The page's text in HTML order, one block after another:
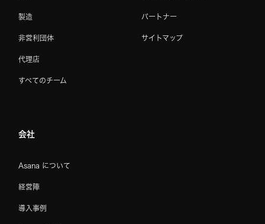
製造
非営利団体
代理店
すべてのチーム
パートナー
サイトマップ
会社
Asana について
経営陣
導入事例